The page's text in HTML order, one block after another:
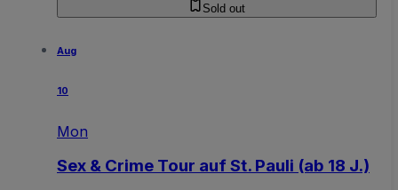
Sold out
Aug
10
Mon
Sex & Crime Tour auf St. Pauli (ab 18 J.)